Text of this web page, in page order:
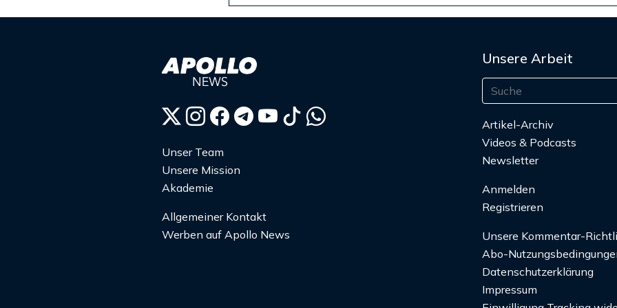
Unser Team
Unsere Mission
Akademie
Allgemeiner Kontakt
Werben auf Apollo News
Unsere Arbeit
Artikel-Archiv
Videos & Podcasts
Newsletter
Anmelden
Registrieren
Unsere Kommentar-
Abo-
Datenschutzerklärung
Impressum